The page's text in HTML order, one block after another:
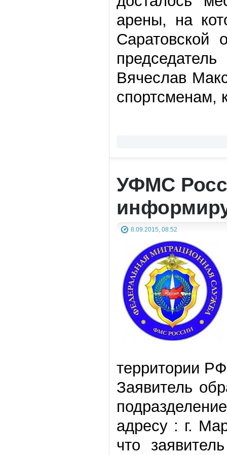
арены, на
Саратовской
Вячеслав
спортсменам,
УФМС
8.09.2015, 08:52
территории
Заявитель
адресу : г.
что